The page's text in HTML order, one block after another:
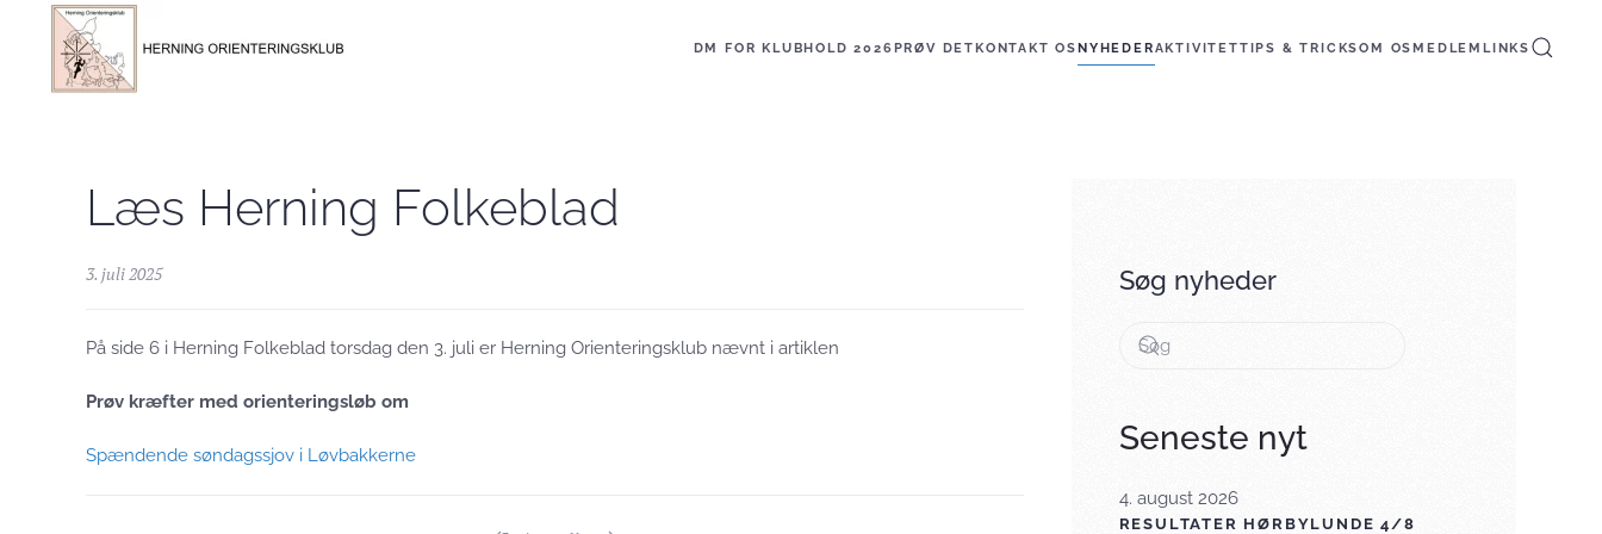
Skip to main content DM FOR KLUBHOLD 2026PRØV DETKONTAKT OSNYHEDERAKTIVITETTIPS & TRICKSOM OSMEDLEM LINKS
Læs Herning Folkeblad
3. juli 2025
På side 6 i Herning Folkeblad torsdag den 3. juli er Herning Orienteringsklub nævnt i artiklen
Prøv kræfter med orienteringsløb om
Spændende søndagssjov i Løvbakkerne
Søg nyheder
Seneste nyt
4. august 2026
RESULTATER HØRBYLUNDE 4/8